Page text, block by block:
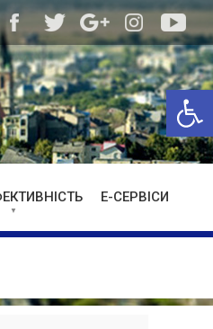
Е-СЕРВІСИ